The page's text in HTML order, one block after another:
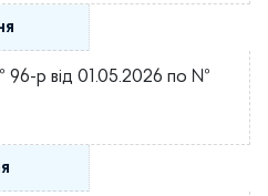
96-р від 01.05.2026 по №